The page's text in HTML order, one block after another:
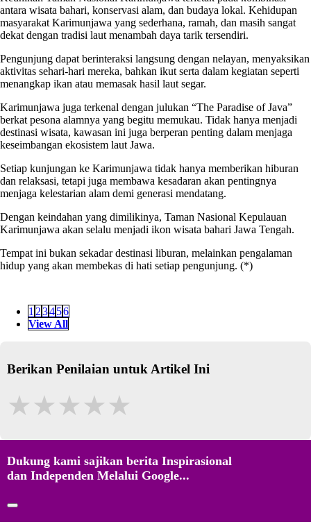
antara wisata bahari, konservasi alam, dan budaya lokal. Kehidupan
masyarakat Karimunjawa yang sederhana, ramah, dan masih sangat
dekat dengan tradisi laut menambah daya tarik tersendiri.
Pengunjung dapat berinteraksi langsung dengan nelayan, menyaksikan
aktivitas sehari-hari mereka, bahkan ikut serta dalam kegiatan seperti
menangkap ikan atau memasak hasil laut segar.
Karimunjawa juga terkenal dengan julukan “The Paradise of Java”
berkat pesona alamnya yang begitu memukau. Tidak hanya menjadi
destinasi wisata, kawasan ini juga berperan penting dalam menjaga
keseimbangan ekosistem laut Jawa.
Setiap kunjungan ke Karimunjawa tidak hanya memberikan hiburan
dan relaksasi, tetapi juga membawa kesadaran akan pentingnya
menjaga kelestarian alam demi generasi mendatang.
Dengan keindahan yang dimilikinya, Taman Nasional Kepulauan
Karimunjawa akan selalu menjadi ikon wisata bahari Jawa Tengah.
Tempat ini bukan sekadar destinasi liburan, melainkan pengalaman
hidup yang akan membekas di hati setiap pengunjung. (*)
1 23456
View All
Berikan Penilaian untuk Artikel Ini
★★★★★
Dukung kami sajikan berita Inspirasional
dan Independen Melalui Google...